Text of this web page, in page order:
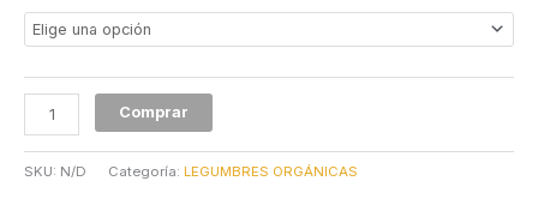
Comprar
SKU: N/D Categoría: LEGUMBRES ORGÁNICAS